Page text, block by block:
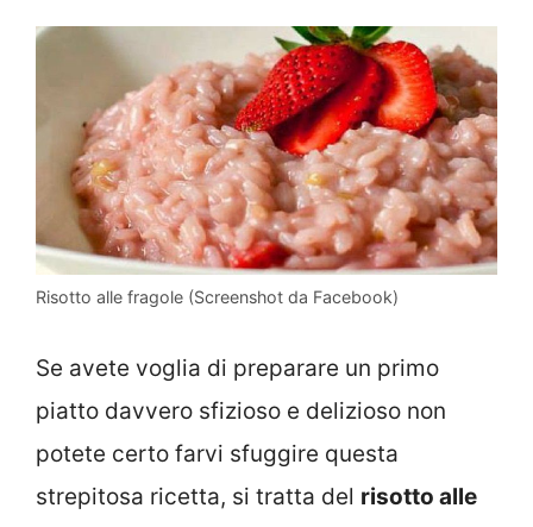
Risotto alle fragole (Screenshot da Facebook)
Se avete voglia di preparare un primo
piatto davvero sfizioso e delizioso non
potete certo farvi sfuggire questa
strepitosa ricetta, si tratta del risotto alle